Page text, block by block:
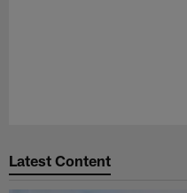
Latest Content